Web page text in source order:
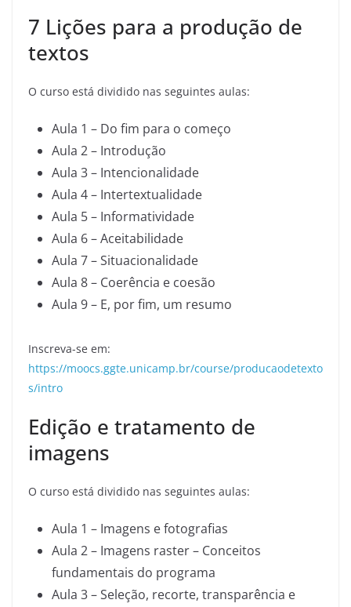
7 Lições para a produção de
textos
O curso está dividido nas seguintes aulas:
Aula 1 – Do fim para o começo
Aula 2 – Introdução
Aula 3 – Intencionalidade
Aula 4 – Intertextualidade
Aula 5 – Informatividade
Aula 6 – Aceitabilidade
Aula 7 – Situacionalidade
Aula 8 – Coerência e coesão
Aula 9 – E, por fim, um resumo
Inscreva-se em:
https://moocs.ggte.unicamp.br/course/producaodetexto
s/intro
Edição e tratamento de
imagens
O curso está dividido nas seguintes aulas:
Aula 1 – Imagens e fotografias
Aula 2 – Imagens raster – Conceitos
fundamentais do programa
Aula 3 – Seleção, recorte, transparência e